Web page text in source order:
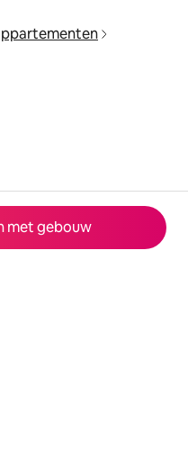
met gebouw